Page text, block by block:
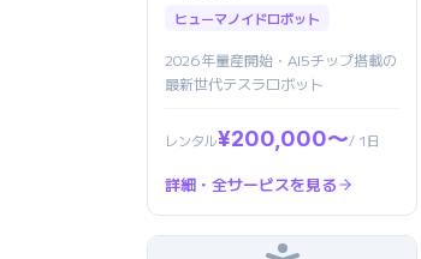
ヒューマノイドロボット
2026年量産開始・AI5チップ搭載の
最新世代テスラロボット
レンタル¥200,000〜/ 1日
詳細・全サービスを見る